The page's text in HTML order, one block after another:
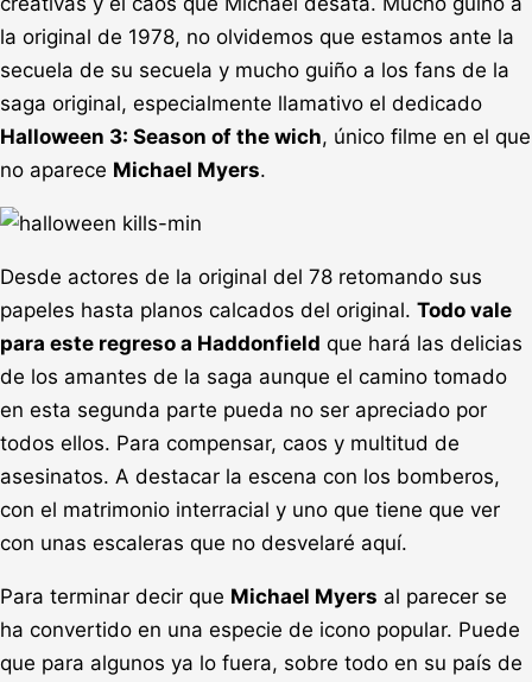
la original de 1978, no olvidemos que estamos ante la
secuela de su secuela y mucho guiño a los fans de la
saga original, especialmente llamativo el dedicado
Halloween 3: Season of the wich, único filme en el que
no aparece Michael Myers.
Desde actores de la original del 78 retomando sus
papeles hasta planos calcados del original. Todo vale
para este regreso a Haddonfield que hará las delicias
de los amantes de la saga aunque el camino tomado
en esta segunda parte pueda no ser apreciado por
todos ellos. Para compensar, caos y multitud de
asesinatos. A destacar la escena con los bomberos,
con el matrimonio interracial y uno que tiene que ver
con unas escaleras que no desvelaré aquí.
Para terminar decir que Michael Myers al parecer se
ha convertido en una especie de icono popular. Puede
que para algunos ya lo fuera, sobre todo en su país de